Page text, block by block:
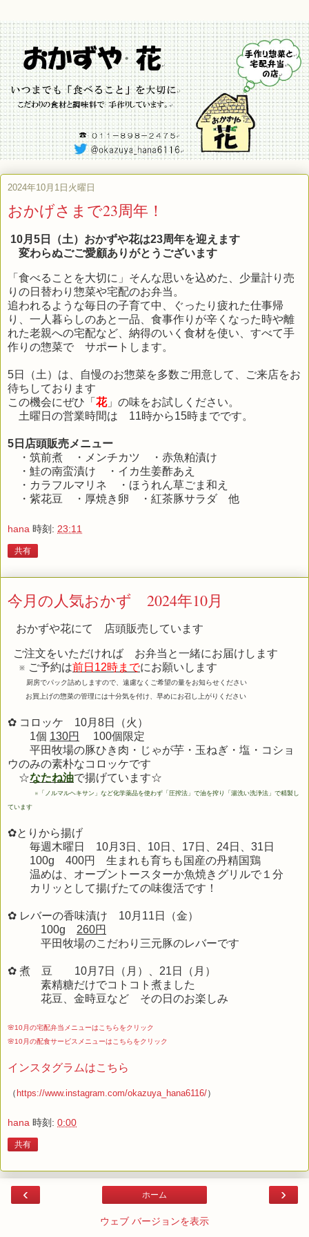
2024年10月1日火曜日
おかげさまで23周年！
10月5日（土）おかずや花は23周年を迎えます
変わらぬごご愛顧ありがとうございます
「食べることを大切に」そんな思いを込めた、少量計り売
りの日替わり惣菜や宅配のお弁当。
追われるような毎日の子育て中、ぐったり疲れた仕事帰
り、一人暮らしのあと一品、食事作りが辛くなった時や離
れた老親への宅配など、納得のいく食材を使い、すべて手
作りの惣菜で サポートします。
5日（土）は、自慢のお惣菜を多数ご用意して、ご来店をお
待ちしております
この機会にぜひ「 花」の味をお試しください。
土曜日の営業時間は 11時から15時までです。
5日店頭販売メニュー
・筑前煮 ・メンチカツ ・赤魚粕漬け
・鮭の南蛮漬け ・イカ生姜酢あえ
・カラフルマリネ ・ほうれん草ごま和え
・紫花豆 ・厚焼き卵 ・紅茶豚サラダ 他
hana 時刻: 23:11
共有
今月の人気おかず 2024年10月
おかずや花にて 店頭販売しています
ご注文をいただければ お弁当と一緒にお届けします
※ ご予約は前日12時までにお願いします
厨房でパック詰めしますので、遠慮なくご希望の量をお知らせください
お買上げの惣菜の管理には十分気を付け、早めにお召し上がりください
✿ コロッケ 10月8日（火）
1個 130円
100個限定
平田牧場の豚ひき肉・じゃが芋・玉ねぎ・塩・コショ
ウのみの素朴なコロッケです
☆なたね油で揚げています☆
※ 「ノルマルヘキサン」など化学薬品を使わず「圧搾法」で油を搾り「湯洗い洗浄法」で精製し
ています
✿とりから揚げ
毎週木曜日 10月3日、10日、17日、24日、31日
100g 400円 生まれも育ちも 国産の丹精国鶏
温めは、オーブントースターか魚焼きグリルで１分
カリッとして揚げたての味復活です！
✿ レバーの香味漬け 10月11 日（金）
100g 260円
平田牧場のこだわり三元豚のレバーです
✿ 煮 豆 10月7 日（月）、21日（月）
素精糖だけでコトコト煮ました
花豆、金時豆など その日のお楽しみ
🌸10月の宅配弁当メニューはこちらをクリック
🌸10月の配食サービスメニューはこちらをクリック
インスタグラムはこちら
（ https://www.instagram.com/okazuya_hana6116/）
hana 時刻: 0:00
共有
‹ ›
ホーム
ウェブ バージョンを表示